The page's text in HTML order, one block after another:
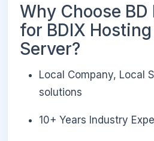
Why Choose BD
for BDIX
Server?
Local Company, Local
solutions
10+ Years Industry